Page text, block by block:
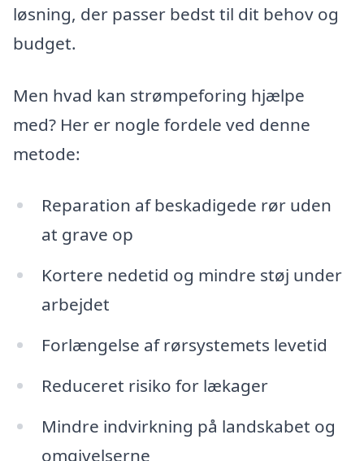
løsning, der passer bedst til dit behov og
budget.
Men hvad kan strømpeforing hjælpe
med? Her er nogle fordele ved denne
metode:
Reparation af beskadigede rør uden
at grave op
Kortere nedetid og mindre støj under
arbejdet
Forlængelse af rørsystemets levetid
Reduceret risiko for lækager
Mindre indvirkning på landskabet og
omgivelserne